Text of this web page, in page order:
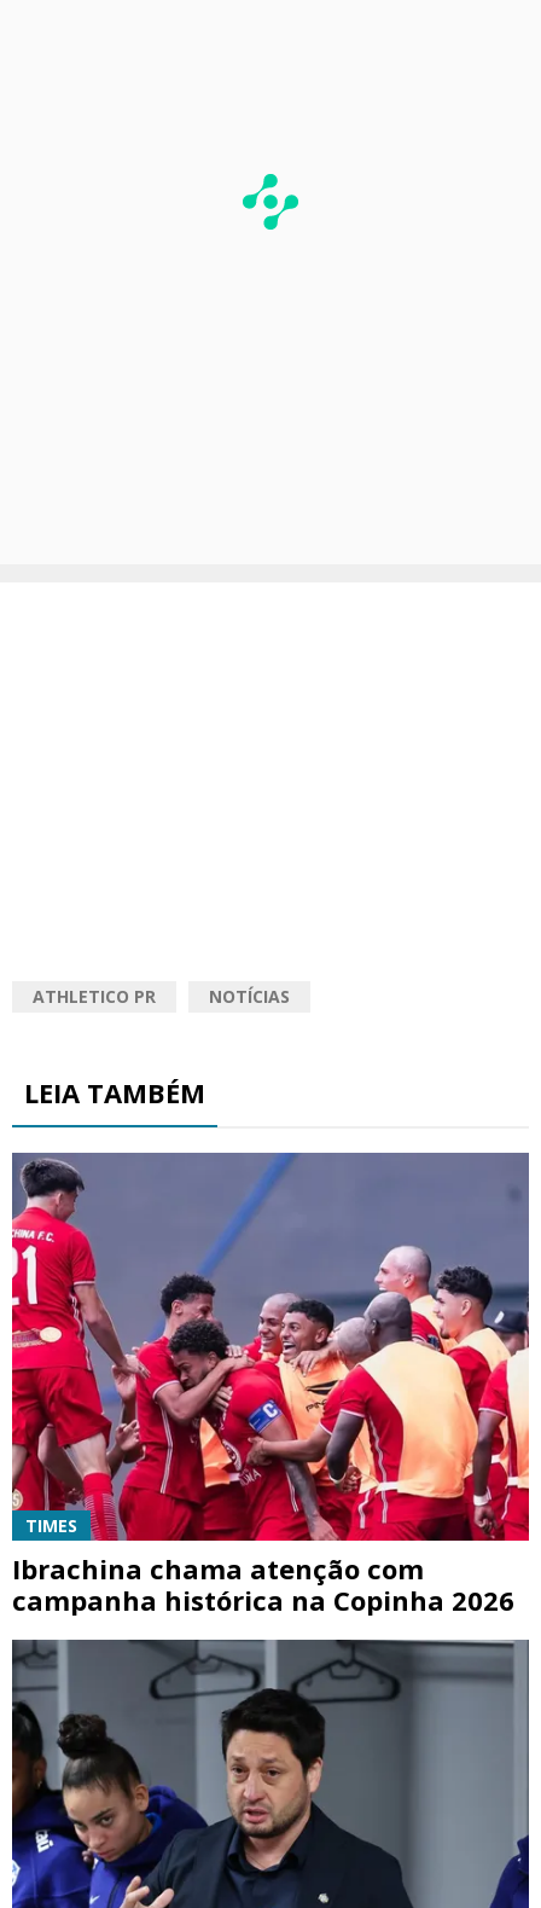
ATHLETICO PR NOTÍCIAS
LEIA TAMBÉM
TIMES
Ibrachina chama atenção com
campanha histórica na Copinha 2026